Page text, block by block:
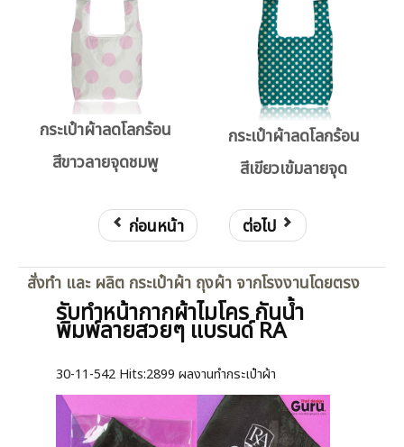
กระเป๋าผ้าลดโลกร้อน
สีขาวลายจุดชมพู
กระเป๋าผ้าลดโลกร้อน
สีเขียวเข้มลายจุด
ก่อนหน้า ต่อไป
สั่งทำ และ ผลิต กระเป๋าผ้า ถุงผ้า จากโรงงานโดยตรง
รับทำหน้ากากผ้าไมโคร กันน้ำ
พิมพ์ลายสวยๆ แบรนด์ RA
30-11-542 Hits:2899 ผลงานทำกระเป๋าผ้า